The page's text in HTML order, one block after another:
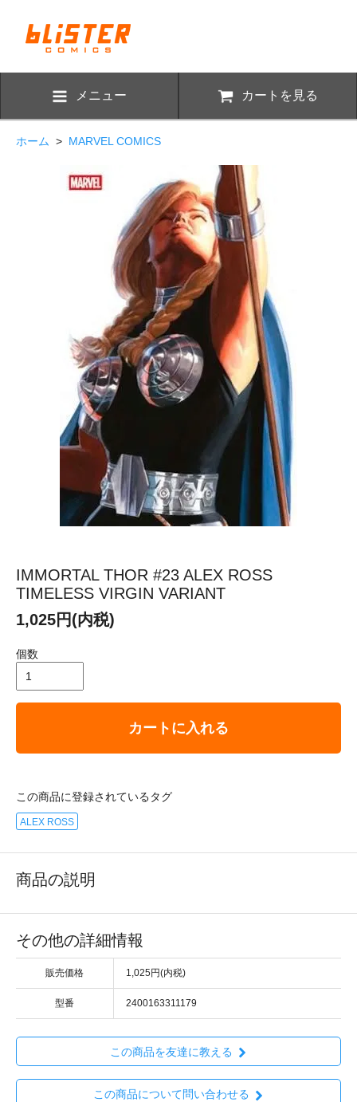
メニュー カートを見る
ホーム > MARVEL COMICS
IMMORTAL THOR #23 ALEX ROSS
TIMELESS VIRGIN VARIANT
1,025円(内税)
個数
カートに入れる
この商品に登録されているタグ
ALEX ROSS
商品の説明
その他の詳細情報
販売価格 1,025円(内税)
型番 2400163311179
この商品を友達に教える
この商品について問い合わせる